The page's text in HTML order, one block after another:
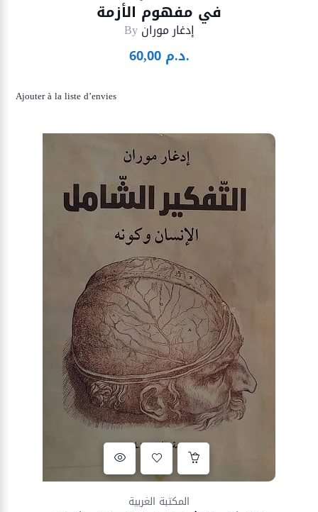
في مفهوم الأزمة
Byإدغار موران
60,00 د.م.
Ajouter à la liste d’envies
المكتبة الغربية